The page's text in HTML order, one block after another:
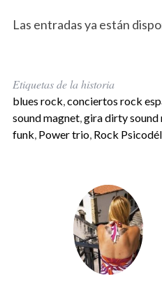
Las entradas ya están
Etiquetas de la historia
blues rock,conciertos rock
sound magnet,gira dirty sound
funk, Power trio, Rock